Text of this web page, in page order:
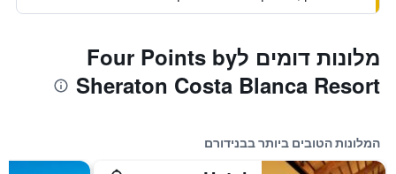
מלונות דומים לFour Points by
Sheraton Costa Blanca Resort
המלונות הטובים ביותר בבנידורם